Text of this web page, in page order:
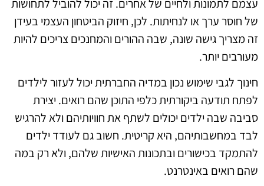
עצמם לתמונות ולחיים של אחרים. זה יכול להוביל לתחושות
של חוסר ערך או לנחיתות. לכן, חיזוק הביטחון העצמי בעידן
זה מצריך גישה שונה, שבה ההורים והמחנכים צריכים להיות
מעורבים יותר.
חינוך לגבי שימוש נכון במדיה החברתית יכול לעזור לילדים
לפתח תודעה ביקורתית כלפי התוכן שהם רואים. יצירת
סביבה שבה ילדים יכולים לשתף את חוויותיהם ולא להרגיש
לבד במחשבותיהם, היא קריטית. חשוב גם לעודד ילדים
להתמקד בכישורים ובתכונות האישיות שלהם, ולא רק במה
שהם רואים באינטרנט.